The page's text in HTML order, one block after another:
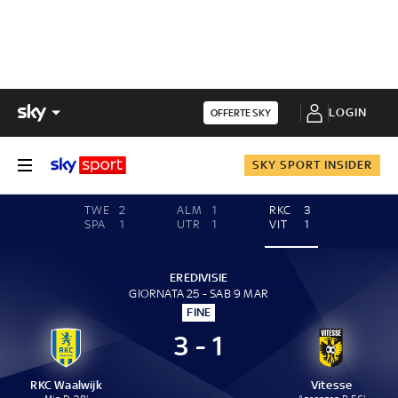
OFFERTE SKY LOGIN
SKY SPORT INSIDER
TWE
2
SPA
1
ALM
1
UTR
1
RKC
3
VIT
1
EREDIVISIE
GIORNATA 25 - SAB 9 MAR
FINE
RKC Waalwijk
3 - 1
Vitesse